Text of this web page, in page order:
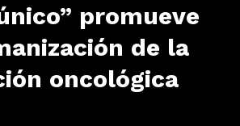
promueve
de la
oncológica